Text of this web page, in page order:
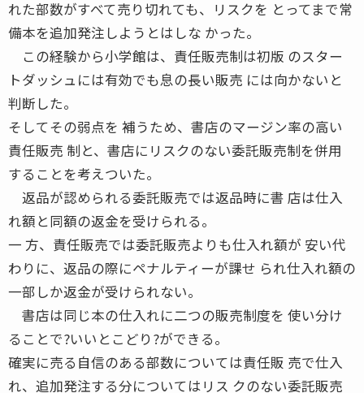
れた部数がすべて売り切れても、リスクを とってまで常
備本を追加発注しようとはしな かった。
この経験から小学館は、責任販売制は初版 のスター
トダッシュには有効でも息の長い販売 には向かないと
判断した。
そしてその弱点を 補うため、書店のマージン率の高い
責任販売 制と、書店にリスクのない委託販売制を併用
することを考えついた。
返品が認められる委託販売では返品時に書 店は仕入
れ額と同額の返金を受けられる。
一 方、責任販売では委託販売よりも仕入れ額が 安い代
わりに、返品の際にペナルティーが課せ られ仕入れ額の
一部しか返金が受けられない。
書店は同じ本の仕入れに二つの販売制度を 使い分け
ることで?いいとこどり?ができる。
確実に売る自信のある部数については責任販 売で仕入
れ、追加発注する分についてはリス クのない委託販売